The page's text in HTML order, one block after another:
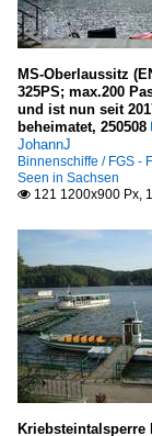
K
M
O
2010
2017
MS-Oberlaussitz
325PS; max.200
und ist nun seit
beheimatet, 250508
JohannJ
Binnenschiffe / FGS -
Seen in Sachsen
 121 1200x900 Px,